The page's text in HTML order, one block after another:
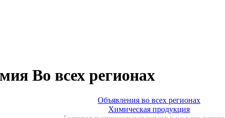
Во всех регионах
Объявления во всех регионах
Химическая продукция